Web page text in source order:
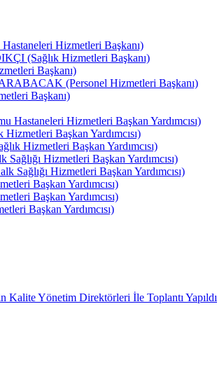
Hizmetleri Başkanı)
(Sağlık Hizmetleri Başkanı)
Başkanı)
(Personel Hizmetleri Başkanı)
Başkanı)
Hastaneleri Hizmetleri Başkan Yardımcısı)
Başkan Yardımcısı)
Hizmetleri Başkan Yardımcısı)
Hizmetleri Başkan Yardımcısı)
Hizmetleri Başkan Yardımcısı)
Başkan Yardımcısı)
Başkan Yardımcısı)
Başkan Yardımcısı)
Kalite Yönetim Direktörleri İle Toplantı Yapıldı